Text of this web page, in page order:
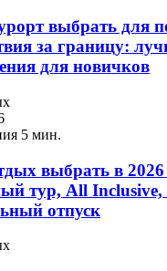
выбрать для
за границу:
для новичков
5 мин.
выбрать в 2026
тур, All Inclusive,
отпуск